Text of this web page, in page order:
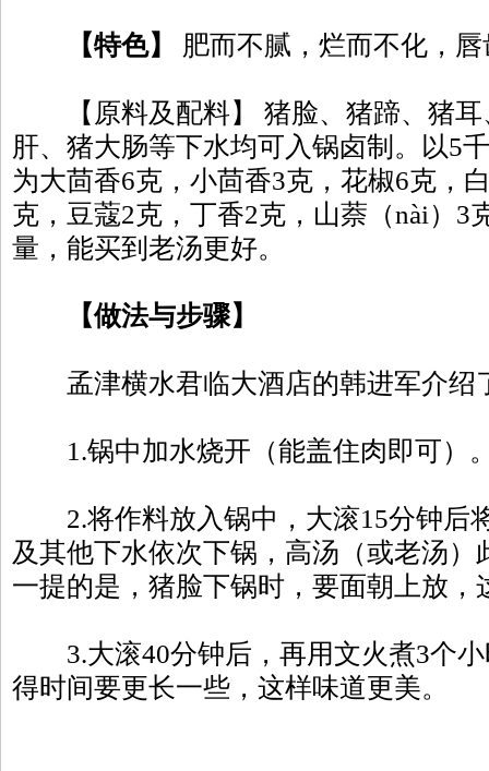
【特色】 肥而不腻，烂而不化，
【原料及配料】 猪脸、猪蹄、猪耳
肝、猪大肠等下水均可入锅卤制。以5
为大茴香6克，小茴香3克，花椒6克，
克，豆蔻2克，丁香2克，山萘（nài）3
量，能买到老汤更好。
【做法与步骤】
孟津横水君临大酒店的韩进军介绍
1.锅中加水烧开（能盖住肉即可）
2.将作料放入锅中，大滚15分钟后
及其他下水依次下锅，高汤（或老汤
一提的是，猪脸下锅时，要面朝上放，
3.大滚40分钟后，再用文火煮3个小
得时间要更长一些，这样味道更美。